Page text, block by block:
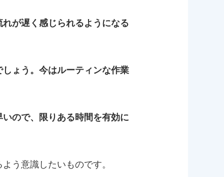
が遅く感じられるようになる
ょう。今はルーティンな作業
ので、限りある時間を有効に
う意識したいものです。